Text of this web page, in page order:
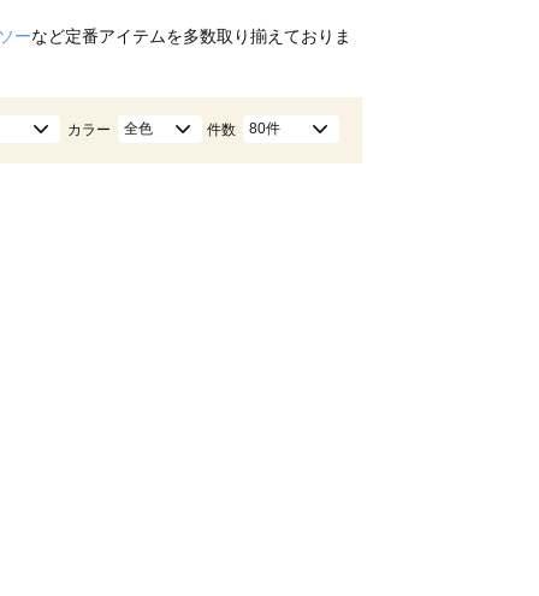
ーなど定番アイテムを多数取り揃えておりま
カラー 全色 件数 80件